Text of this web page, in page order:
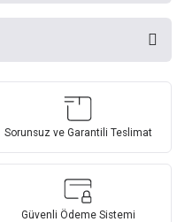
ve diğer konularda
kullanarak tarafımıza
Sorunsuz ve Garantili Teslimat
Güvenli Ödeme Sistemi